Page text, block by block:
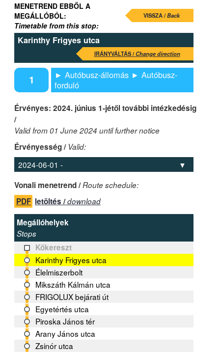
MENETREND EBBŐL A
MEGÁLLÓBÓL:
Timetable from this stop:
VISSZA /Back
Karinthy Frigyes utca
IRÁNYVÁLTÁS /Change direction
1
► Autóbusz-állomás ► Autóbusz-
forduló
Érvényes: 2024. június 1-jétől további intézkedésig
/
Valid from 01 June 2024 until further notice
Érvényesség / Valid:
Vonali menetrend /Route schedule:
PDF letöltés /download
Megállóhelyek
Stops
Kőkereszt
Karinthy Frigyes utca
Élelmiszerbolt
Mikszáth Kálmán utca
FRIGOLUX bejárati út
Egyetértés utca
Piroska János tér
Arany János utca
Zsinór utca